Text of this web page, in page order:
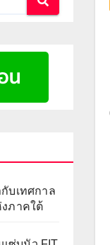
บเทศกาล
ภาคใต้